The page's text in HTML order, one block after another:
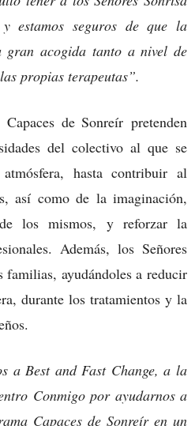
estamos seguros de que la
gran acogida tanto a nivel de
propias terapeutas”.
de Sonreír pretenden
del colectivo al que se
hasta contribuir al
así como de la imaginación,
los mismos, y reforzar la
Además, los Señores
familias, ayudándoles a reducir
durante los tratamientos y la
a Best and Fast Change, a la
Conmigo por ayudarnos a
Capaces de Sonreír en un